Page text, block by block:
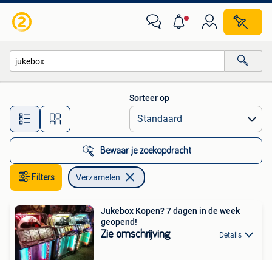
Alle afstanden…
Sorteer op
Bewaar je zoekopdracht
Filters Verzamelen
Jukebox Kopen? 7 dagen in de week
geopend!
Zie omschrijving Details